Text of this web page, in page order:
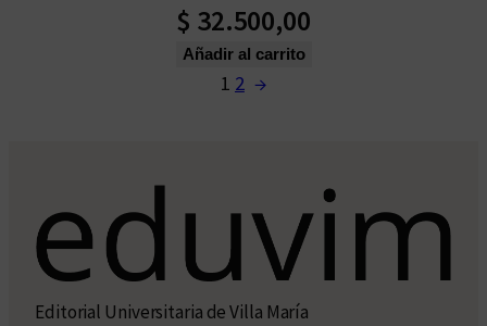
$ 32.500,00
Añadir al carrito
1 2 →
Editorial Universitaria de Villa María